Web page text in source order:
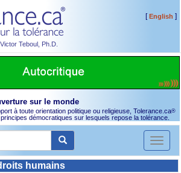
Teboul, Ph.D.
[English ]
sur le monde
à toute orientation politique ou religieuse, Tolerance.ca®
démocratiques sur lesquels repose la tolérance.
Toggle
humains